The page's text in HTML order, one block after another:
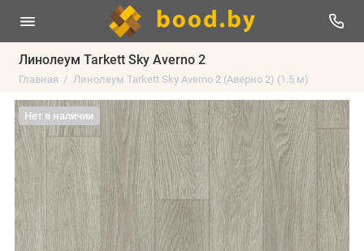
Линолеум Tarkett Sky Averno 2
Главная Линолеум Tarkett Sky Averno 2 (Аверно 2) (1.5 м)
Нет в наличии